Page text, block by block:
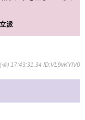
派
金) 17:43:31.34 ID:VL9vKYlV0